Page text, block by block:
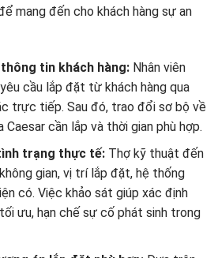
mang đến cho khách hàng sự an
tin khách hàng:Nhân viên
cầu lắp đặt từ khách hàng qua
trực tiếp. Sau đó, trao đổi sơ bộ về
Caesar cần lắp và thời gian phù hợp.
trạng thực tế:Thợ kỹ thuật đến
gian, vị trí lắp đặt, hệ thống
có. Việc khảo sát giúp xác định
ưu, hạn chế sự cố phát sinh trong